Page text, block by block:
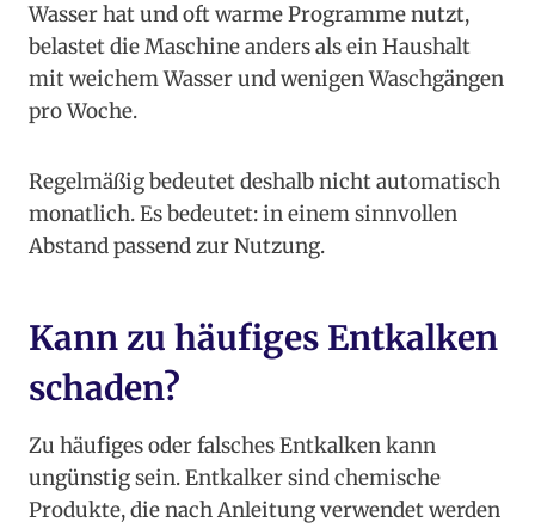
Wasser hat und oft warme Programme nutzt,
belastet die Maschine anders als ein Haushalt
mit weichem Wasser und wenigen Waschgängen
pro Woche.
Regelmäßig bedeutet deshalb nicht automatisch
monatlich. Es bedeutet: in einem sinnvollen
Abstand passend zur Nutzung.
Kann zu häufiges Entkalken
schaden?
Zu häufiges oder falsches Entkalken kann
ungünstig sein. Entkalker sind chemische
Produkte, die nach Anleitung verwendet werden